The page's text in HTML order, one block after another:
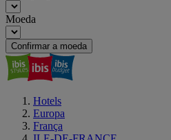
Moeda
Confirmar a moeda
Hotels
Europa
França